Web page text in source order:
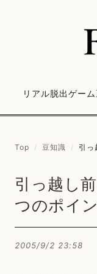
リアル脱出ゲーム
Top / 豆知識 / 引っ
引っ越し
つのポイ
2005/9/2 23:58